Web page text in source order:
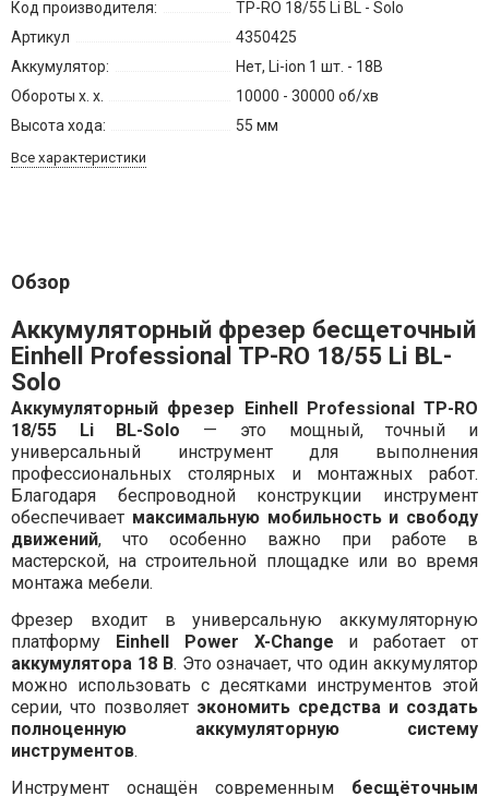
Код производителя:
TP-RO 18/55 Li BL - Solo
Артикул
4350425
Аккумулятор:
Нет, Li-ion 1 шт. - 18В
Обороты х. х.
10000 - 30000 об/хв
Высота хода:
55 мм
Все характеристики
Обзор
Аккумуляторный фрезер бесщеточный
Einhell Professional TP-RO 18/55 Li BL-
Solo
Аккумуляторный фрезер Einhell Professional TP-RO
18/55 Li BL-Solo — это мощный, точный и
универсальный инструмент для выполнения
профессиональных столярных и монтажных работ.
Благодаря беспроводной конструкции инструмент
обеспечивает максимальную мобильность и свободу
движений, что особенно важно при работе в
мастерской, на строительной площадке или во время
монтажа мебели.
Фрезер входит в универсальную аккумуляторную
платформу Einhell Power X-Change и работает от
аккумулятора 18 В. Это означает, что один аккумулятор
можно использовать с десятками инструментов этой
серии, что позволяет экономить средства и создать
полноценную аккумуляторную систему
инструментов.
Инструмент оснащён современным бесщёточным